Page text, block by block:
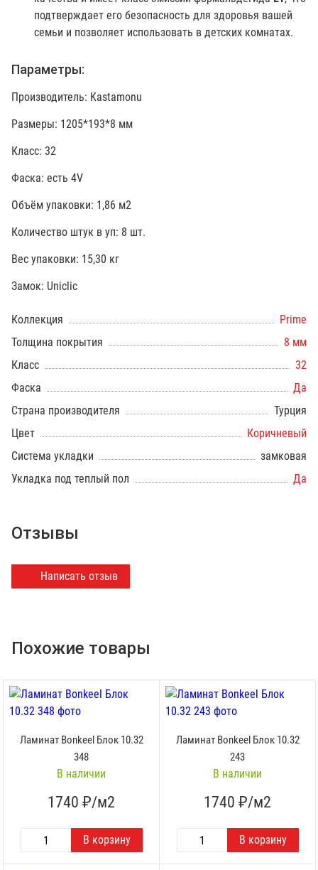
подтверждает его безопасность для здоровья вашей
семьи и позволяет использовать в детских комнатах.
Параметры:
Производитель: Kastamonu
Размеры: 1205*193*8 мм
Класс: 32
Фаска: есть 4V
Объём упаковки: 1,86 м2
Количество штук в уп: 8 шт.
Вес упаковки: 15,30 кг
Замок: Uniclic
Коллекция
Prime
Толщина покрытия
8 мм
Класс
32
Фаска
Да
Страна производителя
Турция
Цвет
Коричневый
Система укладки
замковая
Укладка под теплый пол
Да
Отзывы
Написать отзыв
Похожие товары
Ламинат Bonkeel Блок 10.32
348
В наличии
1740 ₽/м2
Ламинат Bonkeel Блок 10.32
243
В наличии
1740 ₽/м2